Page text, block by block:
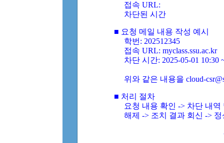
접속 URL:
차단된 시간
■ 요청 메일 내용 작성 예시
학번: 202512345
접속 URL: myclass.ssu.ac.kr
차단 시간: 2025-05-01 10:30
위와 같은 내용을 cloud-
■ 처리 절차
요청 내용 확인 -> 차단 내
해제 -> 조치 결과 회신 ->